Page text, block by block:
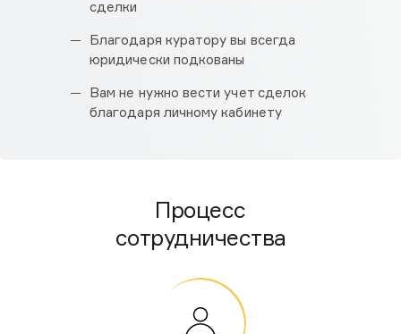
сделки
Благодаря куратору вы всегда
юридически подкованы
Вам не нужно вести учет сделок
благодаря личному кабинету
Процесс
сотрудничества